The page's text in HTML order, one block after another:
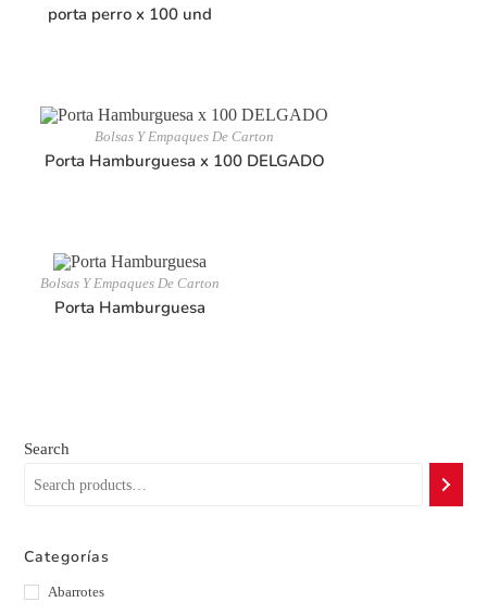
porta perro x 100 und
Bolsas Y Empaques De Carton
Porta Hamburguesa x 100 DELGADO
Bolsas Y Empaques De Carton
Porta Hamburguesa
Search
Categorías
Abarrotes